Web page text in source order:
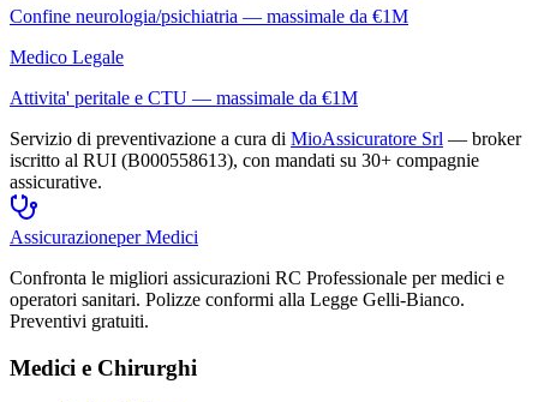
Confine neurologia/psichiatria — massimale da €1M
Medico Legale
Attivita' peritale e CTU — massimale da €1M
Servizio di preventivazione a cura di MioAssicuratore Srl — broker
iscritto al RUI (B000558613), con mandati su 30+ compagnie
assicurative.
Assicurazioneper Medici
Confronta le migliori assicurazioni RC Professionale per medici e
operatori sanitari. Polizze conformi alla Legge Gelli-Bianco.
Preventivi gratuiti.
Medici e Chirurghi